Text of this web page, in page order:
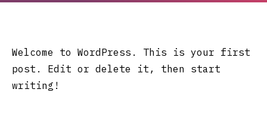
Welcome to WordPress. This is your first
post. Edit or delete it, then start
writing!